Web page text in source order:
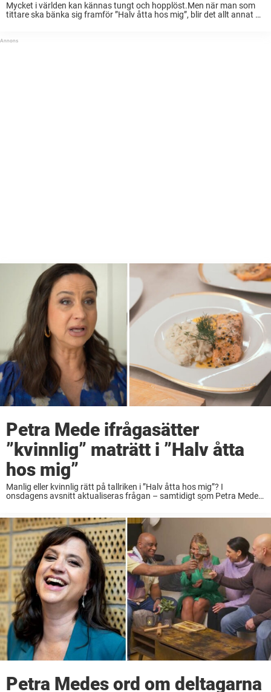
Mycket i världen kan kännas tungt och hopplöst.Men när man som
tittare ska bänka sig framför ”Halv åtta hos mig”, blir det allt annat än
Petra Mede ifrågasätter
”kvinnlig” maträtt i ”Halv åtta
hos mig”
Manlig eller kvinnlig rätt på tallriken i ”Halv åtta hos mig”? I
onsdagens avsnitt aktualiseras frågan – samtidigt som Petra Mede
Petra Medes ord om deltagarna